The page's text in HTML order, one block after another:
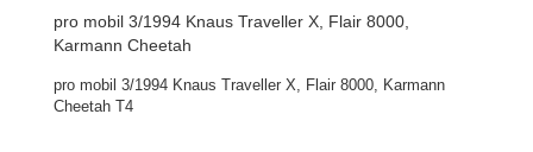
pro mobil 3/1994 Knaus Traveller X, Flair 8000,
Karmann Cheetah
pro mobil 3/1994 Knaus Traveller X, Flair 8000, Karmann
Cheetah T4